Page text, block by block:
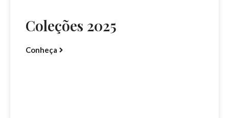
Coleções 2025
Conheça